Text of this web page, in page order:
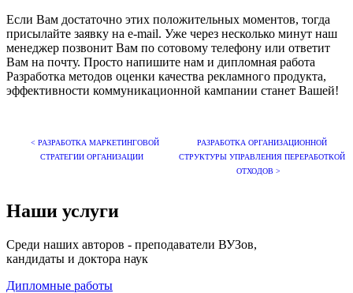
Если Вам достаточно этих положительных моментов, тогда
присылайте заявку на e-mail. Уже через несколько минут наш
менеджер позвонит Вам по сотовому телефону или ответит
Вам на почту. Просто напишите нам и дипломная работа
Разработка методов оценки качества рекламного продукта,
эффективности коммуникационной кампании станет Вашей!
< РАЗРАБОТКА МАРКЕТИНГОВОЙ
СТРАТЕГИИ ОРГАНИЗАЦИИ
РАЗРАБОТКА ОРГАНИЗАЦИОННОЙ
СТРУКТУРЫ УПРАВЛЕНИЯ ПЕРЕРАБОТКОЙ
ОТХОДОВ >
Наши услуги
Среди наших авторов - преподаватели ВУЗов,
кандидаты и доктора наук
Дипломные работы